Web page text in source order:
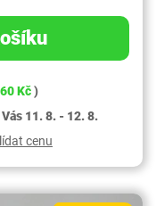
Kč)
Vás 11. 8. - 12. 8.
cenu